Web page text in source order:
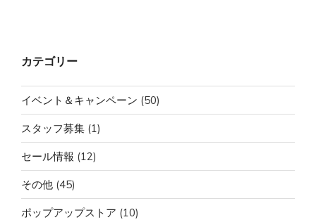
ン
カテゴリー
イベント＆キャンペーン (50)
スタッフ募集 (1)
セール情報 (12)
その他 (45)
ポップアップストア (10)